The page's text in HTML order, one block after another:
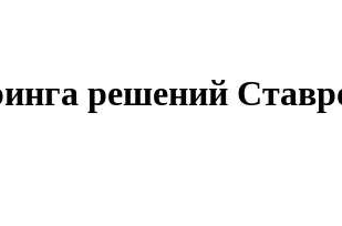
решений